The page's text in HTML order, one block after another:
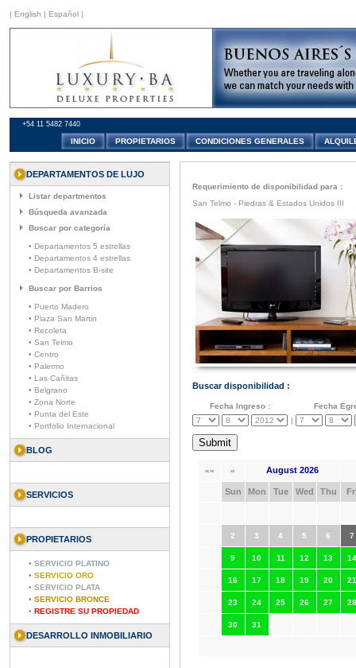
| English | Español |
+54 11 5482 7440
INICIO PROPIETARIOS CONDICIONES GENERALES
DEPARTAMENTOS DE LUJO
Listar departmentos
Búsqueda avanzada
Buscar por categoría
• Departamentos 5 estrellas
• Departamentos 4 estrellas
• Departamentos B-site
Buscar por Barrios
• Puerto Madero
• Plaza San Martin
• Recoleta
• San Telmo
• Centro
• Palermo
• Las Cañitas
• Belgrano
• Zona Norte
• Punta del Este
• Portfolio Internacional
BLOG
SERVICIOS
PROPIETARIOS
• SERVICIO PLATINO
• SERVICIO ORO
• SERVICIO PLATA
• SERVICIO BRONCE
• REGISTRE SU PROPIEDAD
DESARROLLO INMOBILIARIO
Requerimiento de disponibilidad para :
San Telmo - Piedras & Estados Unidos III
Buscar disponibilidad :
Fecha Ingreso :
Fecha
|
«« « August 2026
Sun Mon Tue Wed Thu
2 3 4 5 6 7
9 10 11 12 13 14
16 17 18 19 20 21
23 24 25 26 27 28
30 31